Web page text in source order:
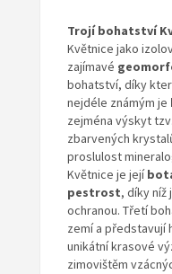
Trojí bohatství
Květnice jako
zajímavé
bohatství, díky
nejdéle známým je
zejména výskyt
zbarvených
proslulost
Květnice je její
pestrost, díky níž
ochranou. Třetí
zemí a představují
unikátní krasové
zimovištěm